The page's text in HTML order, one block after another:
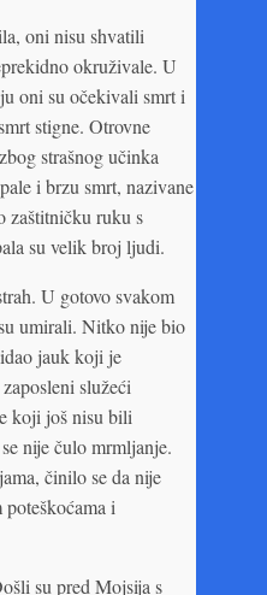
oni nisu shvatili
okruživale. U
oni su očekivali smrt i
stigne. Otrovne
strašnog učinka
i brzu smrt, nazivane
zaštitničku ruku s
su velik broj ljudi.
U gotovo svakom
umirali. Nitko nije bio
jauk koji je
služeći
koji još nisu bili
nije čulo mrmljanje.
činilo se da nije
i
su pred Mojsija s